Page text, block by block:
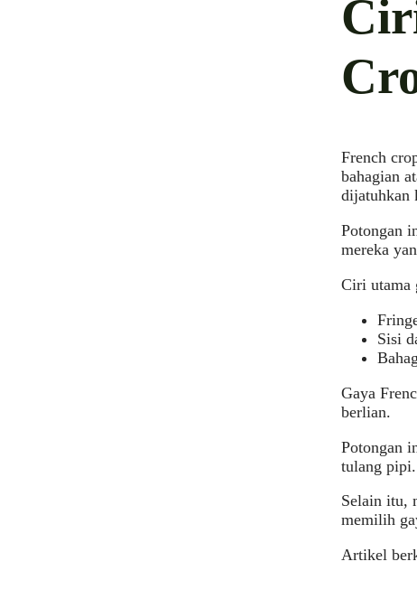
French
bahagian
dijatuhkan
Potongan
mereka
Ciri utama
Sisi
Gaya
berlian.
Potongan
tulang pipi.
Selain itu,
memilih
Artikel